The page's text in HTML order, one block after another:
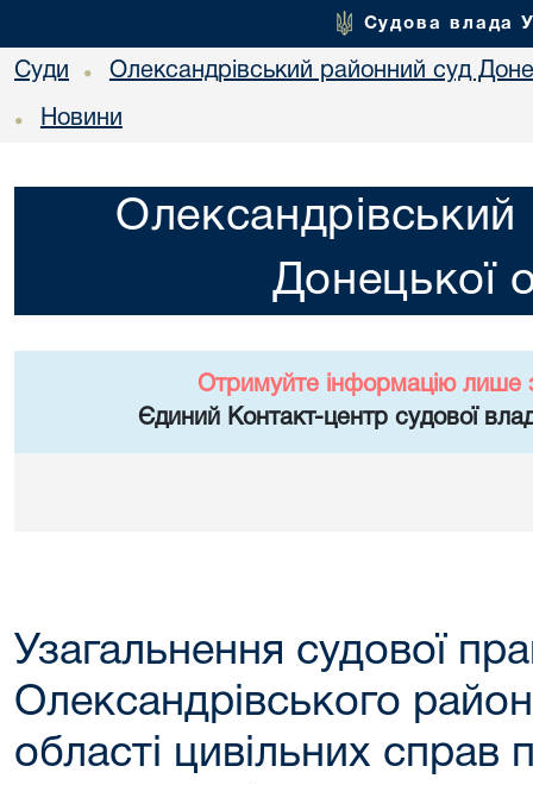
Судова влада
Суди • Олександрівський районний суд
• Новини
Донецької
Отримуйте інформацію лише
Єдиний Контакт-центр судової
Узагальнення судової
Олександрівського
області цивільних справ